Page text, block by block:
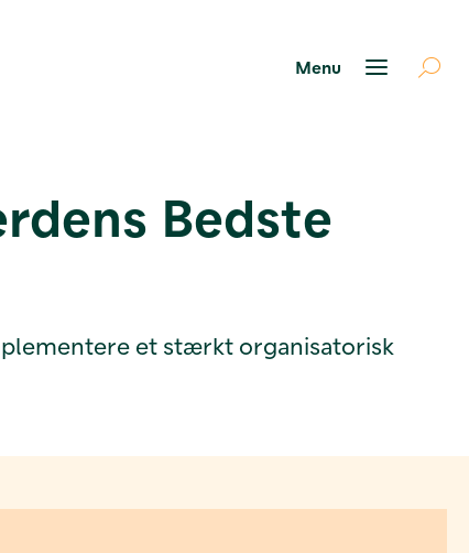
Bedste
et stærkt organisatorisk